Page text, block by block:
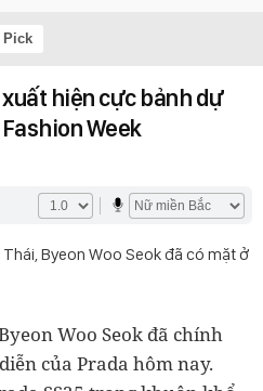
Pick
xuất hiện cực bảnh dự
Week
Byeon Woo Seok đã có mặt ở
Woo Seok đã chính
của Prada hôm nay.